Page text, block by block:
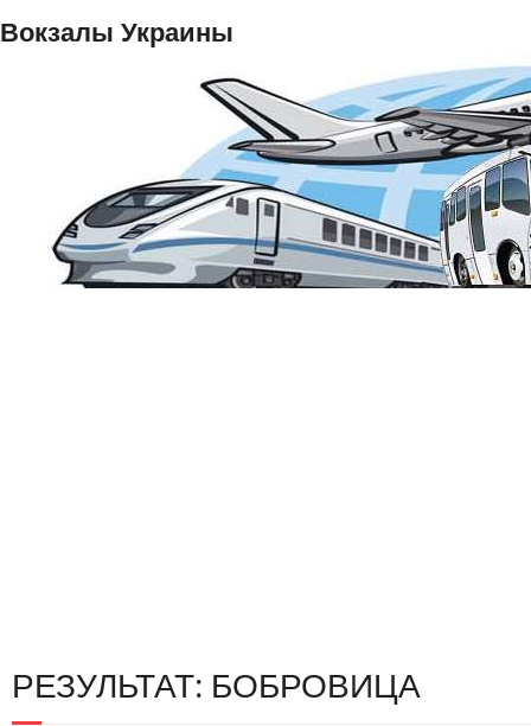
Вокзалы Украины
РЕЗУЛЬТАТ: БОБРОВИЦА